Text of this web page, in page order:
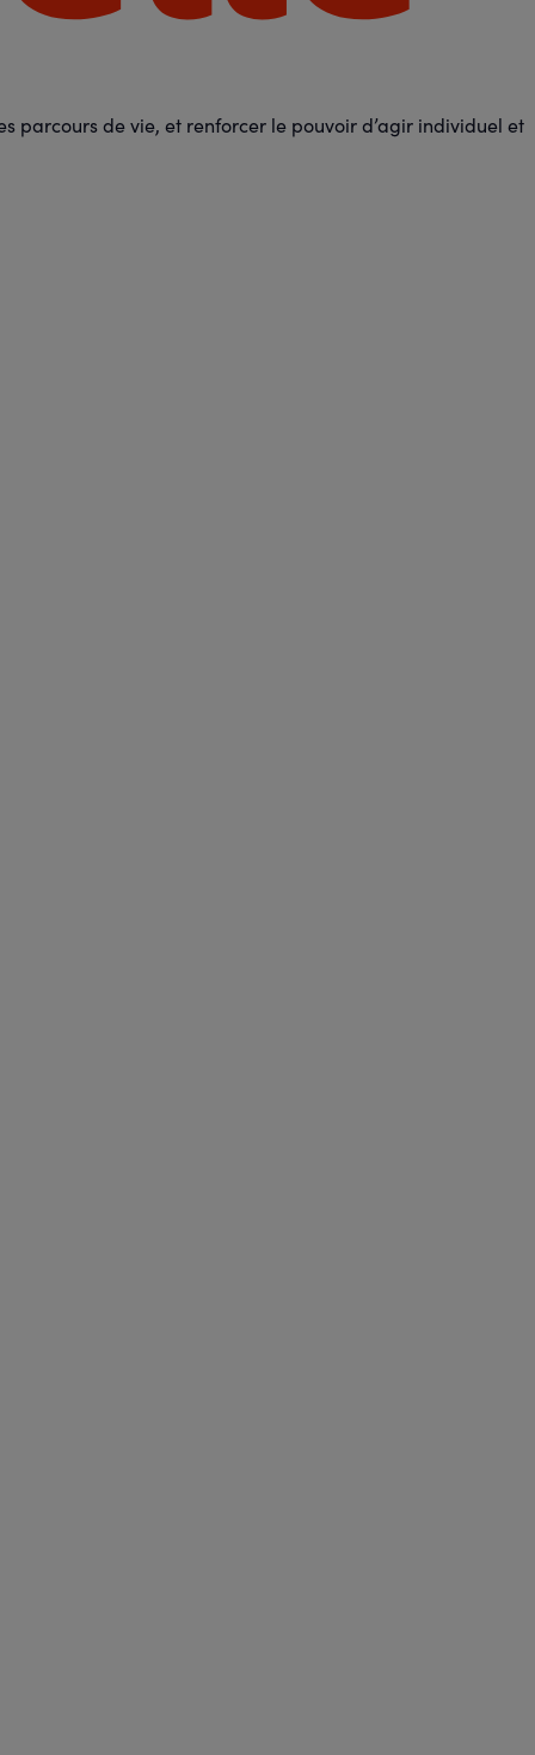
parcours de vie, et renforcer le pouvoir d’agir individuel et